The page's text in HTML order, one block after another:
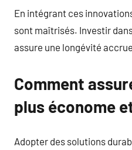
En intégrant ces
sont maîtrisés. Investir
assure une longévité
Comment
plus économe
Adopter des solutions